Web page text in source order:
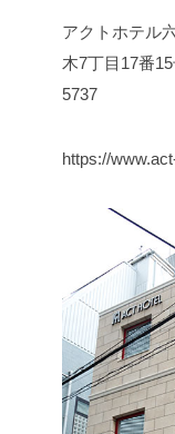
アクトホテル
木7丁目17番
5737
https://